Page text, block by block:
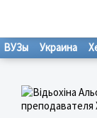
ВУЗы Украина